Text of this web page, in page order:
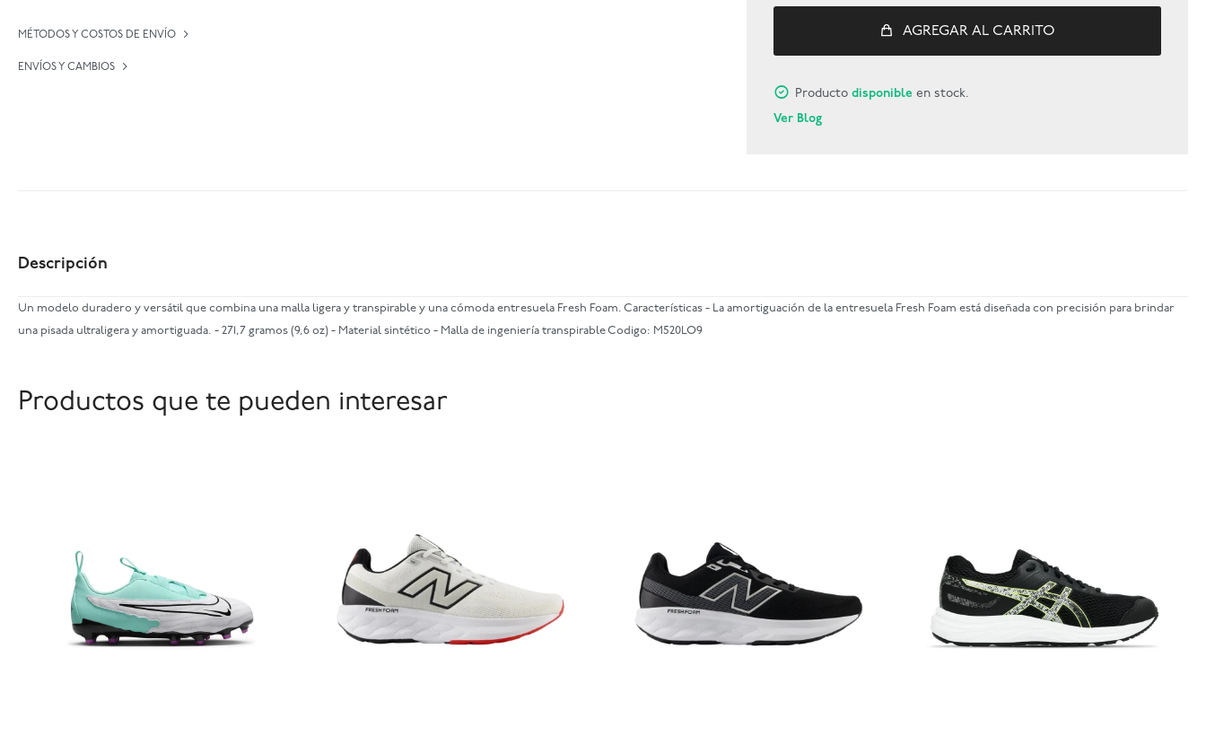
MÉTODOS Y COSTOS DE ENVÍO
ENVÍOS Y CAMBIOS
AGREGAR AL CARRITO
Productodisponible en stock.
Ver Blog
Descripción
Un modelo duradero y versátil que combina una malla ligera y transpirable y una cómoda entresuela Fresh Foam. Características - La amortiguación de la entresuela Fresh Foam está diseñada con precisión para brindar
una pisada ultraligera y amortiguada. - 271,7 gramos (9,6 oz) - Material sintético - Malla de ingeniería transpirable Codigo: M520LO9
Productos que te pueden interesar